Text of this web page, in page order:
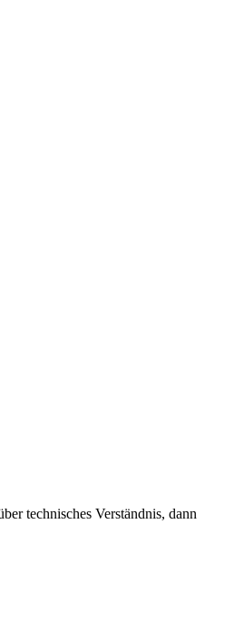
technisches Verständnis, dann